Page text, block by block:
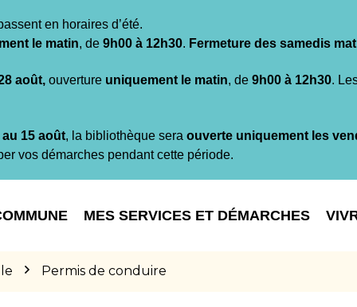
en horaires d’été.
le matin, de 9h00 à 12h30. Fermeture des samedis
août, ouverture uniquement le matin, de 9h00 à 12h30.
15 août, la bibliothèque sera ouverte uniquement les
vos démarches pendant cette période.
MES SERVICES ET DÉMARCHES
Permis de conduire